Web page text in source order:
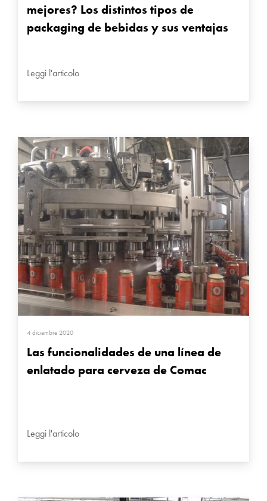
mejores? Los distintos tipos de
packaging de bebidas y sus ventajas
Leggi l'articolo
4 diciembre 2020
Las funcionalidades de una línea de
enlatado para cerveza de Comac
Leggi l'articolo